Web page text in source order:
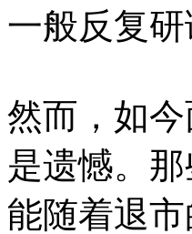
一般反复
然而，如
是遗憾。
能随着退